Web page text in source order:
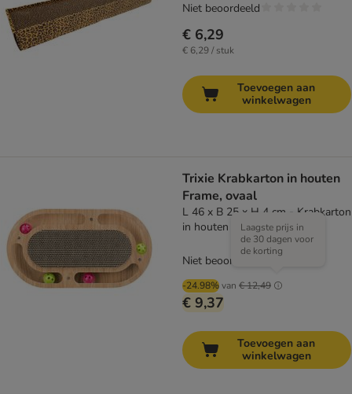
€ 6,29
€ 6,29 / stuk
Niet beoordeeld
Toevoegen aan
winkelwagen
Trixie Krabkarton in houten
Frame, ovaal
L 46 x B 25 x H 4 cm - Krabkarton
in houten Frame, ovaal
-24.98%van € 12,49
Laagste prijs in
de 30 dagen voor
de korting
€ 9,37
Niet beoordeeld
Toevoegen aan
winkelwagen